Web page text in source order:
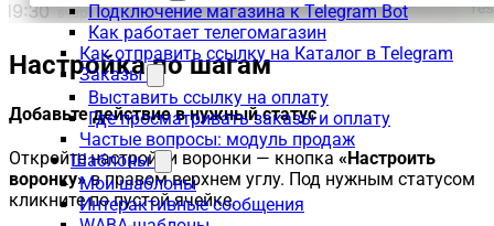
Подключение магазина к Telegram Bot
Как работает телегомагазин
Как отправить ссылку на Каталог в Telegram
Заказы
Выставить ссылку на оплату
Где просматривать заказы и оплату
Частые вопросы: модуль продаж
Шаблоны
Мои шаблоны
Интерактивные сообщения
Настройка по шагам
Добавьте действие в нужный статус
Откройте настройки воронки — кнопка «Настроить
воронку»в правом верхнем углу. Под нужным статусом
кликните по пустой ячейке.